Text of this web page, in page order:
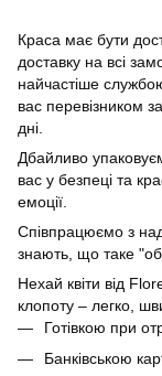
Краса має бути
доставку на всі
найчастіше
вас перевізником
дні.
Дбайливо
вас у безпеці та
емоції.
Співпрацюємо з
знають, що таке
Нехай квіти від
клопоту – легко,
Готівкою при
Банківською